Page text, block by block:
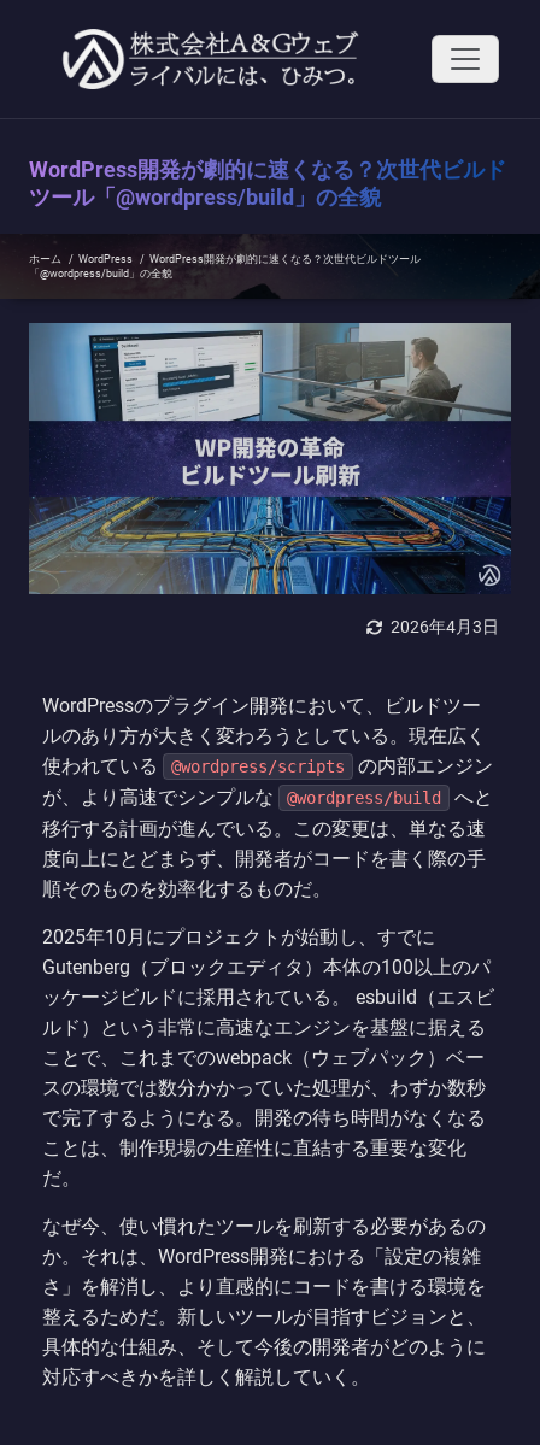
へ
WordPress開発が劇的に速くなる？次世代ビルド
ツール「@wordpress/build」の全貌
ホーム / WordPress / WordPress開発が劇的に速くなる？次世代ビルドツール
「@wordpress/build」の全貌
2026年4月3日
WordPressのプラグイン開発において、ビルドツー
ルのあり方が大きく変わろうとしている。現在広く
使われている
@wordpress/scripts
の内部エンジン
が、より高速でシンプルな
@wordpress/build
へと
移行する計画が進んでいる。この変更は、単なる速
度向上にとどまらず、開発者がコードを書く際の手
順そのものを効率化するものだ。
2025年10月にプロジェクトが始動し、すでに
Gutenberg（ブロックエディタ）本体の100以上のパ
ッケージビルドに採用されている。 esbuild（エスビ
ルド）という非常に高速なエンジンを基盤に据える
ことで、これまでのwebpack（ウェブパック）ベー
スの環境では数分かかっていた処理が、わずか数秒
で完了するようになる。開発の待ち時間がなくなる
ことは、制作現場の生産性に直結する重要な変化
だ。
なぜ今、使い慣れたツールを刷新する必要があるの
か。それは、WordPress開発における「設定の複雑
さ」を解消し、より直感的にコードを書ける環境を
整えるためだ。新しいツールが目指すビジョンと、
具体的な仕組み、そして今後の開発者がどのように
対応すべきかを詳しく解説していく。